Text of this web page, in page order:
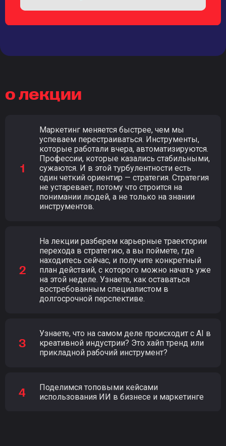
о лекции
Маркетинг меняется быстрее, чем мы
успеваем перестраиваться. Инструменты,
которые работали вчера, автоматизируются.
Профессии, которые казались стабильными,
сужаются. И в этой турбулентности есть
один четкий ориентир — стратегия. Стратегия
не устаревает, потому что строится на
понимании людей, а не только на знании
инструментов.
На лекции разберем карьерные траектории
перехода в стратегию, а вы поймете, где
находитесь сейчас, и получите конкретный
план действий, с которого можно начать уже
на этой неделе. Узнаете, как оставаться
востребованным специалистом в
долгосрочной перспективе.
Узнаете, что на самом деле происходит с AI в
креативной индустрии? Это хайп тренд или
прикладной рабочий инструмент?
Поделимся топовыми кейсами
использования ИИ в бизнесе и маркетинге